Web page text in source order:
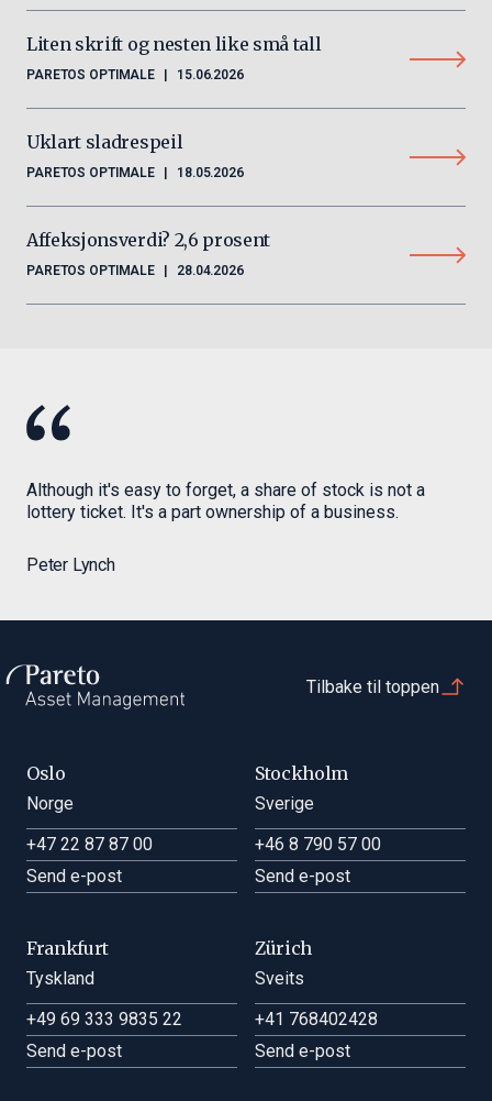
Liten skrift og nesten like små tall
PARETOS OPTIMALE 15.06.2026
Uklart sladrespeil
PARETOS OPTIMALE 18.05.2026
Affeksjonsverdi? 2,6 prosent
PARETOS OPTIMALE 28.04.2026
Although it's easy to forget, a share of stock is not a
lottery ticket. It's a part ownership of a business.
Peter Lynch
Tilbake til toppen
Oslo
Norge
+47 22 87 87 00
Send e-post
Stockholm
Sverige
+46 8 790 57 00
Send e-post
Frankfurt
Tyskland
+49 69 333 9835 22
Send e-post
Zürich
Sveits
+41 768402428
Send e-post